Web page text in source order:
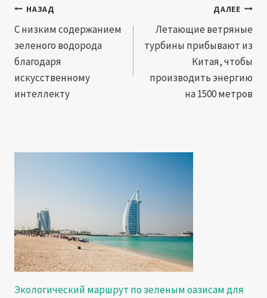
Навигация
по
записям
НАЗАД
С низким содержанием
зеленого водорода
благодаря
искусственному
интеллекту
ДАЛЕЕ
Летающие ветряные
турбины прибывают из
Китая, чтобы
производить энергию
на 1500 метров
Экологический маршрут по зеленым оазисам для